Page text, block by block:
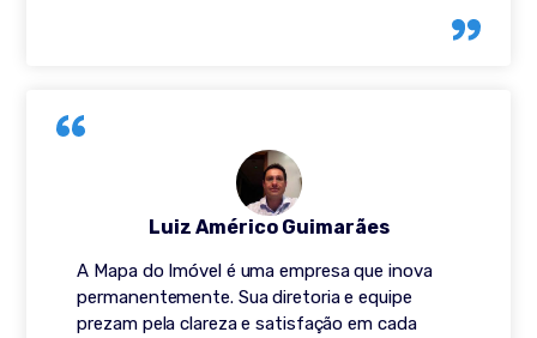
A Mapa do Imóvel é uma empresa que inova
permanentemente. Sua diretoria e equipe
prezam pela clareza e satisfação em cada
Luiz Américo Guimarães